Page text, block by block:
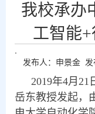
我校承办
工智能
.
发布人：申景金
2019年4月21
岳东教授发起，